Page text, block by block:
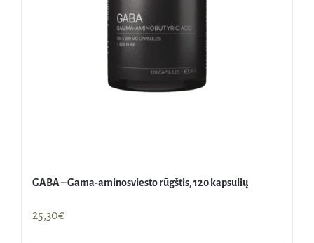
GABA – Gama-aminosviesto rūgštis, 120 kapsulių
25,30€